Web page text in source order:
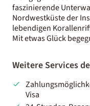
faszinierende
Nordwestküste der
lebendigen
Mit etwas Glück
Weitere Services
Visa